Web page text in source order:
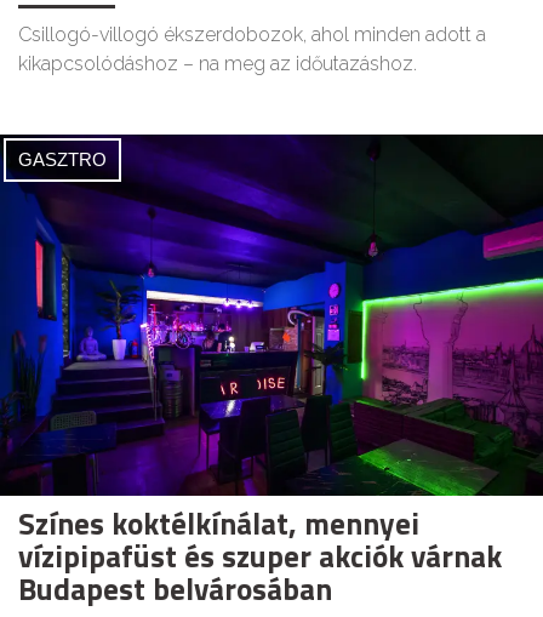
Csillogó-villogó ékszerdobozok, ahol minden adott a
kikapcsolódáshoz – na meg az időutazáshoz.
GASZTRO
Színes koktélkínálat, mennyei
vízipipafüst és szuper akciók várnak
Budapest belvárosában